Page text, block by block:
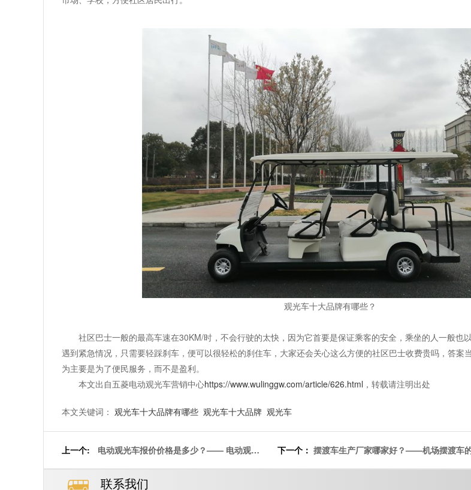
观光车十大品牌有哪些？
社区巴士一般的最高车速在30KM/时，不会行驶的太快，因为它首要是保证乘客的安全，乘坐的人一般也
遇到紧急情况，只需要轻踩刹车，便可以很轻松的刹住车，大家还会关心这么方便的社区巴士收费贵吗，答案
为主要是为了便民服务，而不是盈利。
本文出自五菱电动观光车营销中心https://www.wulinggw.com/article/626.html ，转载请注明出处
本文关键词： 观光车十大品牌有哪些 观光车十大品牌 观光车
上一个:
电动观光车报价价格是多少？—— 电动观光
下一个： 摆渡车生产厂家哪家好？——机场摆渡车
联系我们